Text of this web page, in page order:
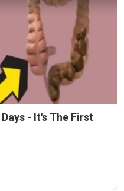
- It's The First